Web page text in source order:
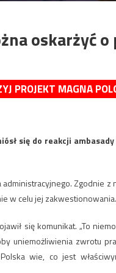
oskarżyć
PROJEKT MAGNA
się do reakcji
Zgodnie
w celu jej zakwestionowania.
się komunikat. „To
uniemożliwienia zwrotu
wie, co jest